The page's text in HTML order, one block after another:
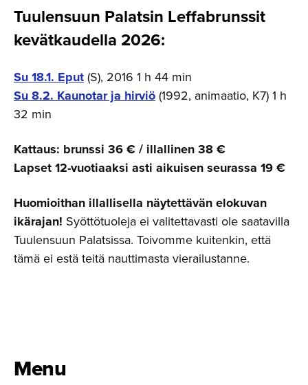
Tuulensuun Palatsin Leffabrunssit
kevätkaudella 2026:
Su 18.1. Eput(S), 2016 1 h 44 min
Su 8.2. Kaunotar ja hirviö(1992, animaatio, K7) 1 h
32 min
Kattaus: brunssi 36 € / illallinen 38 €
Lapset 12-vuotiaaksi asti aikuisen seurassa 19 €
Huomioithan illallisella näytettävän elokuvan
ikärajan! Syöttötuoleja ei valitettavasti ole saatavilla
Tuulensuun Palatsissa. Toivomme kuitenkin, että
tämä ei estä teitä nauttimasta vierailustanne.
Menu